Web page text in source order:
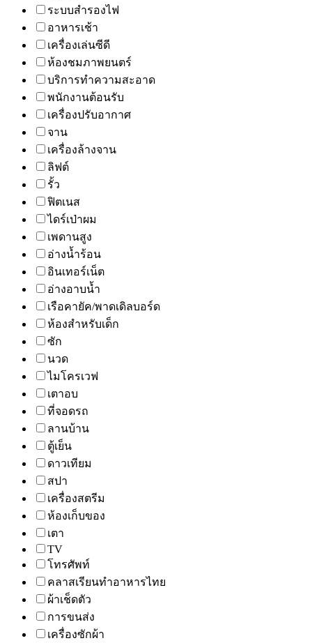
ระบบสำรองไฟ
อาหารเช้า
เครื่องเล่นซีดี
ห้องชมภาพยนตร์
บริการทำความสะอาด
พนักงานต้อนรับ
เครื่องปรับอากาศ
จาน
เครื่องล้างจาน
ลิฟต์
รั้ว
ฟิตเนส
ไดร์เป่าผม
เพดานสูง
อ่างน้ำร้อน
อินเทอร์เน็ต
อ่างอาบน้ำ
เรือคายัค/พาดเดิลบอร์ด
ห้องสำหรับเด็ก
ซัก
นวด
ไมโครเวฟ
เตาอบ
ที่จอดรถ
ลานบ้าน
ตู้เย็น
ดาวเทียม
สปา
เครื่องสตรีม
ห้องเก็บของ
เตา
TV
โทรศัพท์
คลาสเรียนทำอาหารไทย
ผ้าเช็ดตัว
การขนส่ง
เครื่องซักผ้า